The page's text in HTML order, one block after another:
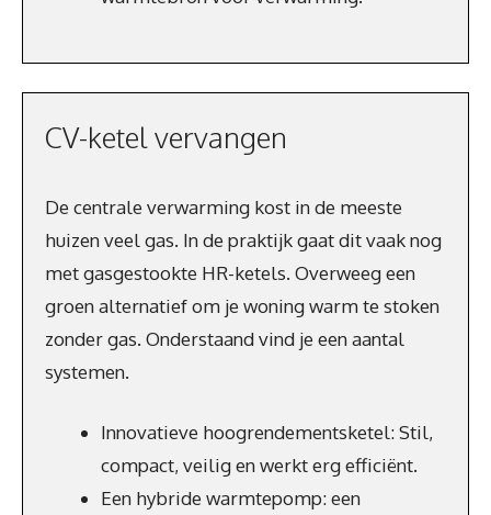
CV-ketel vervangen
De centrale verwarming kost in de meeste
huizen veel gas. In de praktijk gaat dit vaak nog
met gasgestookte HR-ketels. Overweeg een
groen alternatief om je woning warm te stoken
zonder gas. Onderstaand vind je een aantal
systemen.
Innovatieve hoogrendementsketel: Stil,
compact, veilig en werkt erg efficiënt.
Een hybride warmtepomp: een